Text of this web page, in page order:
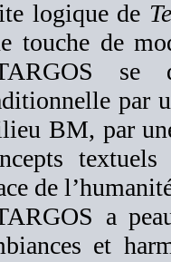
logique de
touche de
se
par
BM, par
de
a
et